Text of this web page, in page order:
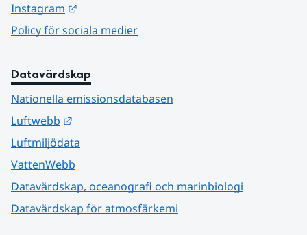
Instagram
Policy för sociala medier
Datavärdskap
Nationella emissionsdatabasen
Luftwebb
Luftmiljödata
VattenWebb
Datavärdskap, oceanografi och marinbiologi
Datavärdskap för atmosfärkemi